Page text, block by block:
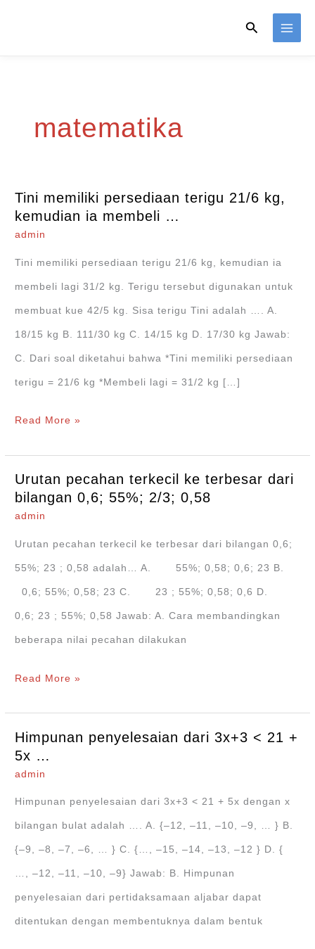
Search
matematika
Tini memiliki persediaan terigu 21/6 kg,
kemudian ia membeli …
admin
Tini memiliki persediaan terigu 21/6 kg, kemudian ia
membeli lagi 31/2 kg. Terigu tersebut digunakan untuk
membuat kue 42/5 kg. Sisa terigu Tini adalah …. A.
18/15 kg B. 111/30 kg C. 14/15 kg D. 17/30 kg Jawab:
C. Dari soal diketahui bahwa *Tini memiliki persediaan
terigu = 21/6 kg *Membeli lagi = 31/2 kg […]
Tini
terigu
21/6
kg,
kemudian
ia
membeli
…
Read More »
Urutan pecahan terkecil ke terbesar dari
bilangan 0,6; 55%; 2/3; 0,58
admin
Urutan pecahan terkecil ke terbesar dari bilangan 0,6;
55%; 23 ; 0,58 adalah… A. 55%; 0,58; 0,6; 23 B.
0,6; 55%; 0,58; 23 C. 23 ; 55%; 0,58; 0,6 D.
0,6; 23 ; 55%; 0,58 Jawab: A. Cara membandingkan
beberapa nilai pecahan dilakukan
Urutan
ke
terbesar
dari
bilangan
0,6;
55%; 2/3;
Read More »
Himpunan penyelesaian dari 3x+3 < 21 +
5x …
admin
Himpunan penyelesaian dari 3x+3 < 21 + 5x dengan x
bilangan bulat adalah …. A. {‒12, ‒11, ‒10, ‒9, … } B.
{‒9, ‒8, ‒7, ‒6, … } C. {…, ‒15, ‒14, ‒13, ‒12 } D. {
…, ‒12, ‒11, ‒10, ‒9} Jawab: B. Himpunan
penyelesaian dari pertidaksamaan aljabar dapat
ditentukan dengan membentuknya dalam bentuk